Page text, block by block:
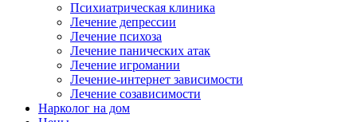
Психиатрическая клиника
Лечение депрессии
Лечение психоза
Лечение панических атак
Лечение игромании
Лечение-интернет зависимости
Лечение созависимости
Нарколог на дом